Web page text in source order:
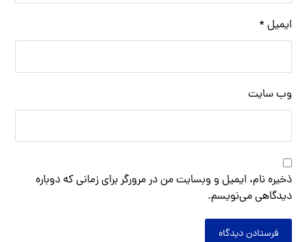
ایمیل *
وب‌ سایت
ذخیره نام، ایمیل و وبسایت من در مرورگر برای زمانی که دوباره
دیدگاهی می‌نویسم.
فرستادن دیدگاه